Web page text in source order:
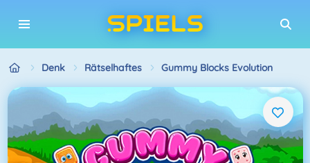
Denk Rätselhaftes Gummy Blocks Evolution